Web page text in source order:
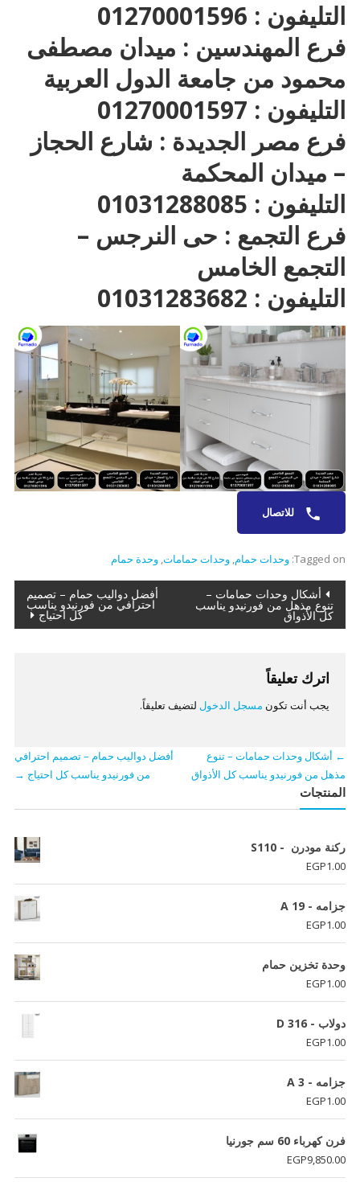
التليفون : 01270001596
فرع المهندسين : ميدان مصطفى
محمود من جامعة الدول العربية
التليفون : 01270001597
فرع مصر الجديدة : شارع الحجاز
– ميدان المحكمة
التليفون : 01031288085
فرع التجمع : حى النرجس –
التجمع الخامس
التليفون : 01031283682
للاتصال
Tagged on: وحدات حمام, وحدات حمامات, وحدة حمام
تصفّح
المقالات
أشكال وحدات حمامات –
تنوع مذهل من فورنيدو يناسب
كل الأذواق
أفضل دواليب حمام – تصميم
احترافي من فورنيدو يناسب
كل احتياج
اترك تعليقاً
يجب أنت تكون مسجل الدخول لتضيف تعليقاً.
← أشكال وحدات حمامات – تنوع
مذهل من فورنيدو يناسب كل الأذواق
أفضل دواليب حمام – تصميم احترافي
من فورنيدو يناسب كل احتياج →
المنتجات
ركنة مودرن - S110
EGP1.00
جزامه - A 19
EGP1.00
وحدة تخزين حمام
EGP1.00
دولاب - D 316
EGP1.00
جزامه - A 3
EGP1.00
فرن كهرباء 60 سم جورنيا
EGP9,850.00